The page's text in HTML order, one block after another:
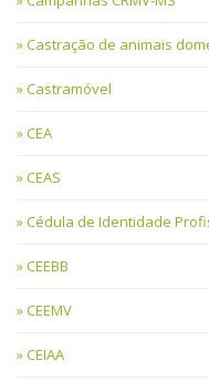
Castração de animais
Castramóvel
CEA
CEAS
Cédula de Identidade
CEEBB
CEEMV
CEIAA